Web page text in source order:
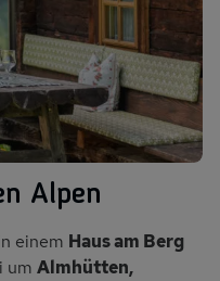
Alpen
einem Haus am Berg
um Almhütten,